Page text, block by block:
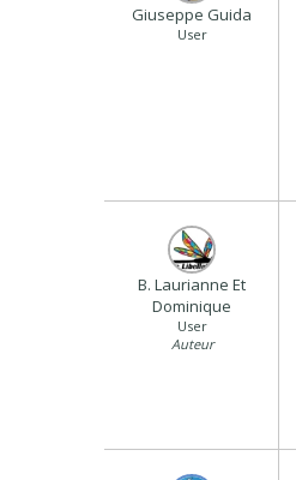
Giuseppe Guida
User
B. Laurianne Et
Dominique
User
Auteur